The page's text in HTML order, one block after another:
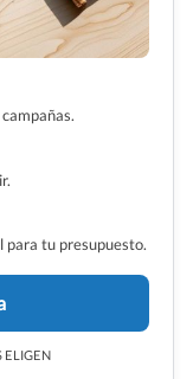
para tu presupuesto.
ELIGEN